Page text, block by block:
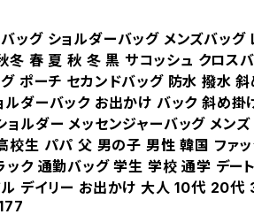
ッグ ショルダーバッグ メンズバッグ
冬 春 夏 秋 冬 黒 サコッシュ クロス
グ ポーチ セカンドバッグ 防水 撥水
ルダーバック お出かけ バック 斜め掛
ョルダー メッセンジャーバッグ メン
校生 パパ 父 男の子 男性 韓国 ファッ
ック 通勤バッグ 学生 学校 通学 デー
ル デイリー お出かけ 大人 10代 20